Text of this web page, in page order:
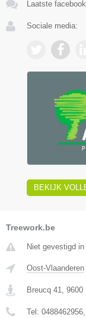
Laatste
Sociale media:
BEKIJK
Treework.be
Niet gevestigd
Oost-Vlaanderen
Breucq 41 9600
Tel: 0488462956